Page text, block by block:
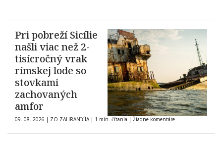
Pri pobreží Sicílie
našli viac než 2-
tisícročný vrak
rímskej lode so
stovkami
zachovaných
amfor
09. 08. 2026 | ZO ZAHRANIČIA | 1 min. čítania | Žiadne komentáre